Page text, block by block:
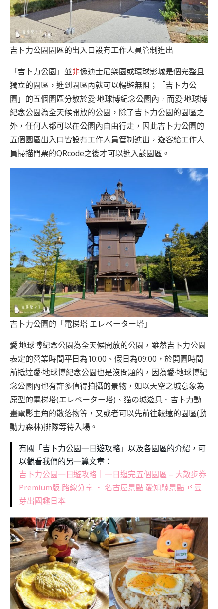
吉卜力公園園區的出入口設有工作人員管制進出
「吉卜力公園」並非像迪士尼樂園或環球影城是個完整且
獨立的園區，進到園區內就可以暢遊無阻；「吉卜力公
園」的五個園區分散於愛·地球博紀念公園內，而愛·地球博
紀念公園為全天候開放的公園，除了吉卜力公園的園區之
外，任何人都可以在公園內自由行走，因此吉卜力公園的
五個園區出入口皆設有工作人員管制進出，遊客給工作人
員掃描門票的QRcode之後才可以進入該園區。
吉卜力公園的「電梯塔 エレベーター塔」
愛·地球博紀念公園為全天候開放的公園，雖然吉卜力公園
表定的營業時間平日為10:00、假日為09:00，於開園時間
前抵達愛·地球博紀念公園也是沒問題的，因為愛·地球博紀
念公園內也有許多值得拍攝的景物，如以天空之城意象為
原型的電梯塔(エレベーター塔)、猫の城遊具、吉卜力動
畫電影主角的散落物等，又或者可以先前往較遠的園區(動
動力森林)排隊等待入場。
有關「吉卜力公園一日遊攻略」以及各園區的介紹，可
以觀看我們的另一篇文章：
吉卜力公園一日遊攻略｜一日逛完五個園區 – 大散步券
Premium版 路線分享 ‧ 名古屋景點 愛知縣景點 🌱豆
芽出國趣日本